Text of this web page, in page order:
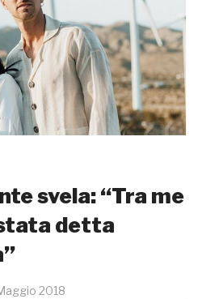
svela: “Tra me
detta
2018